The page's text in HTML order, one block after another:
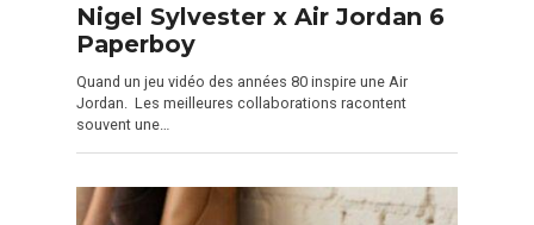
Nigel Sylvester x Air Jordan 6
Paperboy
Quand un jeu vidéo des années 80 inspire une Air
Jordan. Les meilleures collaborations racontent
souvent une…